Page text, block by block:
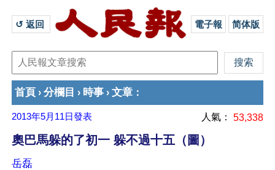
↺ 返回 電子報 简体版
首頁 › 分欄目 › 時事 › 文章 ：
2013年5月11日發表 人氣： 53,338
奧巴馬躲的了初一 躲不過十五（圖）
岳磊